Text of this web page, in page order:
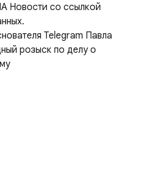
девяти часов
Новости со ссылкой